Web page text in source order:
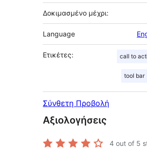
Δοκιμασμένο μέχρι:
Language
Ετικέτες: call to
tool bar
Σύνθετη Προβολή
Αξιολογήσεις
4 out of 5